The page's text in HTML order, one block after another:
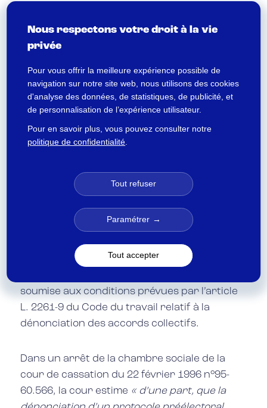
collectif et non par un protocole d’accord
préélectoral, celles-ci peuvent être
L.2261-9 du Code du travail.
Dans cette hypothèse, si un nouvel accord
n’est pas conclu, l’accord collectif dénoncé
par les parties signataires continue à
– La dénonciation du protocole
d’accord préélectoral non soumise aux
délais de préavis de l’article L. 2261-9
du Code du travail
Selon la jurisprudence, la dénonciation d’un
soumise aux conditions prévues par l’article
L. 2261-9 du Code du travail relatif à la
dénonciation des accords collectifs.
Dans un arrêt de la chambre sociale de la
cour de cassation du 22 février 1996 n°95-
60.566, la cour estime « d’une part, que la
Nous respectons votre droit à la vie
privée
Pour vous offrir la meilleure expérience possible de
navigation sur notre site web, nous utilisons des cookies
d'analyse des données, de statistiques, de publicité, et
de personnalisation de l’expérience utilisateur.
Pour en savoir plus, vous pouvez consulter notre
politique de confidentialité
Tout refuser
Paramétrer
Tout accepter